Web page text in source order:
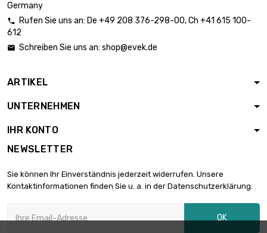
1.2mm
200x200mm
3.804,19 € 
Breite x Länge :
200x200mm
Dicke/Stärke :
2mm
1.773,10 € 
Germany
 Rufen Sie uns an: De +49 208 376-298-00, Ch +41 615 100-
612
 Schreiben Sie uns an: shop@evek.de
ARTIKEL
UNTERNEHMEN
IHR KONTO
NEWSLETTER
Sie können Ihr Einverständnis jederzeit widerrufen. Unsere
Kontaktinformationen finden Sie u. a. in der Datenschutzerklärung.
OK